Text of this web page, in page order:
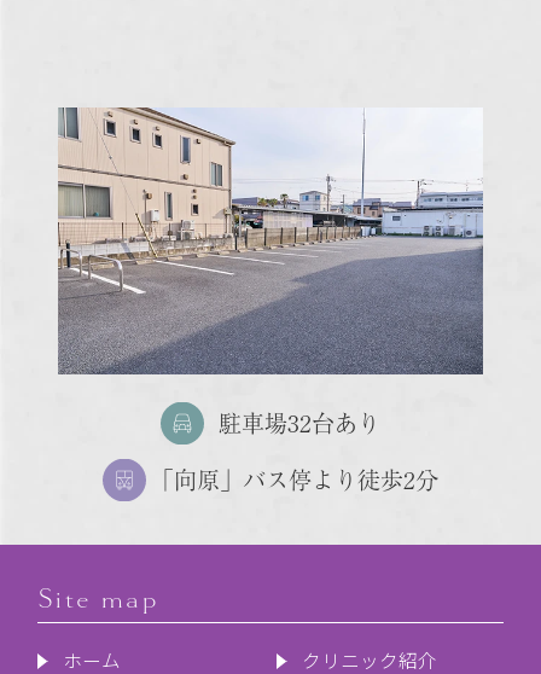
駐車場32台あり
「向原」バス停より徒歩2分
Site map
ホーム
クリニック紹介